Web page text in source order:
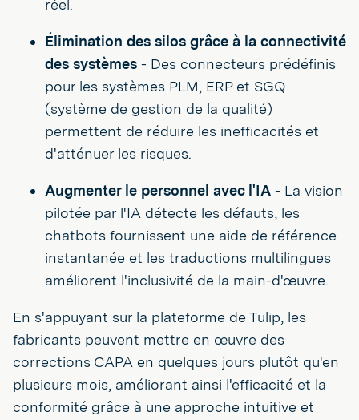
réel.
Élimination des silos grâce à la connectivité
des systèmes - Des connecteurs prédéfinis
pour les systèmes PLM, ERP et SGQ
(système de gestion de la qualité)
permettent de réduire les inefficacités et
d'atténuer les risques.
Augmenter le personnel avec l'IA - La vision
pilotée par l'IA détecte les défauts, les
chatbots fournissent une aide de référence
instantanée et les traductions multilingues
améliorent l'inclusivité de la main-d'œuvre.
En s'appuyant sur la plateforme de Tulip, les
fabricants peuvent mettre en œuvre des
corrections CAPA en quelques jours plutôt qu'en
plusieurs mois, améliorant ainsi l'efficacité et la
conformité grâce à une approche intuitive et